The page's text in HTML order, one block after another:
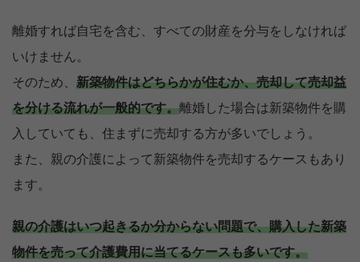
離婚すれば自宅を含む、すべての財産を分与をしなければ
いけません。
そのため、 新築物件はどちらかが住むか、売却して売却益
を分ける流れが一般的です。離婚した場合は新築物件を購
入していても、住まずに売却する方が多いでしょう。
また、親の介護によって新築物件を売却するケースもあり
ます。
親の介護はいつ起きるか分からない問題で、購入した新築
物件を売って介護費用に当てるケースも多いです。